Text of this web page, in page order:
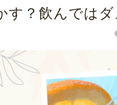
す？飲んではダ